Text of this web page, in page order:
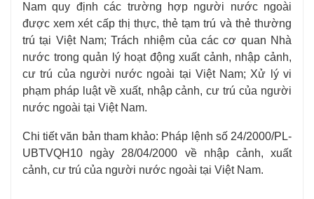
Nam quy định các trường hợp người nước ngoài
được xem xét cấp thị thực, thẻ tạm trú và thẻ thường
trú tại Việt Nam; Trách nhiệm của các cơ quan Nhà
nước trong quản lý hoạt động xuất cảnh, nhập cảnh,
cư trú của người nước ngoài tại Việt Nam; Xử lý vi
phạm pháp luật về xuất, nhập cảnh, cư trú của người
nước ngoài tại Việt Nam.
Chi tiết văn bản tham khảo: Pháp lệnh số 24/2000/PL-
UBTVQH10 ngày 28/04/2000 về nhập cảnh, xuất
cảnh, cư trú của người nước ngoài tại Việt Nam.